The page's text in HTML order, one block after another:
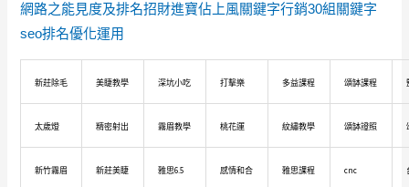
網路之能見度及排名招財進寶佔上風關鍵字行銷30組關鍵字
seo排名優化運用
新莊除毛 美睫教學 深坑小吃 打擊樂 多益課程 頌缽課程
太歲燈 精密射出 霧眉教學 桃花運 紋繡教學 頌缽證照
新竹霧眉 新莊美睫 雅思6.5 感情和合 雅思課程 cnc